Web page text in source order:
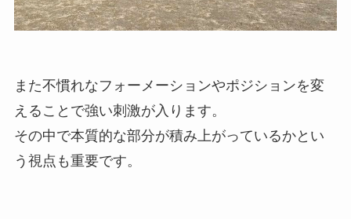
また不慣れなフォーメーションやポジションを変
えることで強い刺激が入ります。
その中で本質的な部分が積み上がっているかとい
う視点も重要です。